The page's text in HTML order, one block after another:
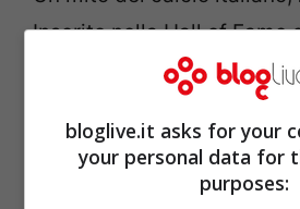
Inserito nella Hall of Fame
pallone e famoso in tutto il
aver vinto il Mondiale in
il Pallone d’Oro, Rossi
non è ancora stata chiarita
bloglive.it asks for your
your personal data for
purposes: